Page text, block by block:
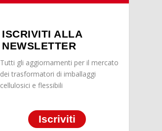
ISCRIVITI ALLA
NEWSLETTER
Tutti gli aggiornamenti per il mercato
dei trasformatori di imballaggi
cellulosici e flessibili
Iscriviti